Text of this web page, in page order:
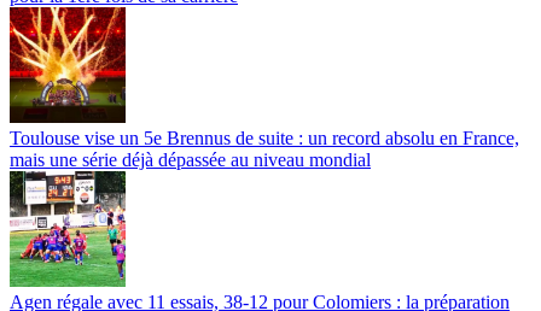
Toulouse vise un 5e Brennus de suite : un record absolu en France,
mais une série déjà dépassée au niveau mondial
Agen régale avec 11 essais, 38-12 pour Colomiers : la préparation